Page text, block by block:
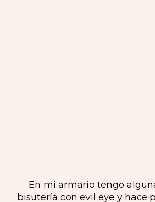
En mi armario tengo
bisutería con evil eye y hace